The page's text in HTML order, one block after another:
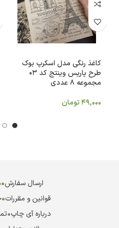
کاغذ رنگی مدل اسکرپ بوک
طرح پاریس وینتج کد 03
مجموعه 8 عددی
49,000تومان
ارسال سفارش•
قوانین و مقررات•
درباره آی چاپ•